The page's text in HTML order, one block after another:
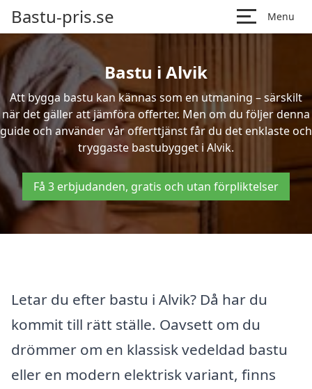
Bastu-pris.se Menu
Bastu i Alvik
Att bygga bastu kan kännas som en utmaning – särskilt
när det gäller att jämföra offerter. Men om du följer denna
guide och använder vår offerttjänst får du det enklaste och
tryggaste bastubygget i Alvik.
Få 3 erbjudanden, gratis och utan förpliktelser
Letar du efter bastu i Alvik? Då har du
kommit till rätt ställe. Oavsett om du
drömmer om en klassisk vedeldad bastu
eller en modern elektrisk variant, finns